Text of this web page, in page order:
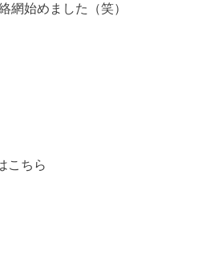
始めました（笑）
こちら